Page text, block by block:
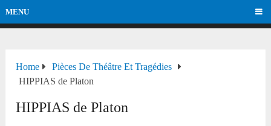
MENU
Home
Pièces De Théâtre Et Tragédies
HIPPIAS de Platon
HIPPIAS de Platon